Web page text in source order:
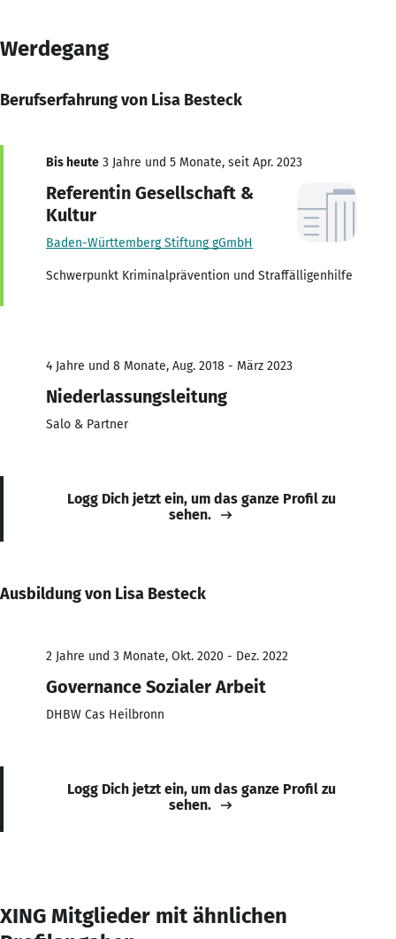
Werdegang
Berufserfahrung von Lisa Besteck
Bis heute 3 Jahre und 5 Monate, seit Apr. 2023
Referentin Gesellschaft &
Kultur
Baden-Württemberg Stiftung gGmbH
Schwerpunkt Kriminalprävention und Straffälligenhilfe
4 Jahre und 8 Monate, Aug. 2018 - März 2023
Niederlassungsleitung
Salo & Partner
Logg Dich jetzt ein, um das ganze Profil zu
sehen.
Ausbildung von Lisa Besteck
2 Jahre und 3 Monate, Okt. 2020 - Dez. 2022
Governance Sozialer Arbeit
DHBW Cas Heilbronn
Logg Dich jetzt ein, um das ganze Profil zu
sehen.
XING Mitglieder mit ähnlichen